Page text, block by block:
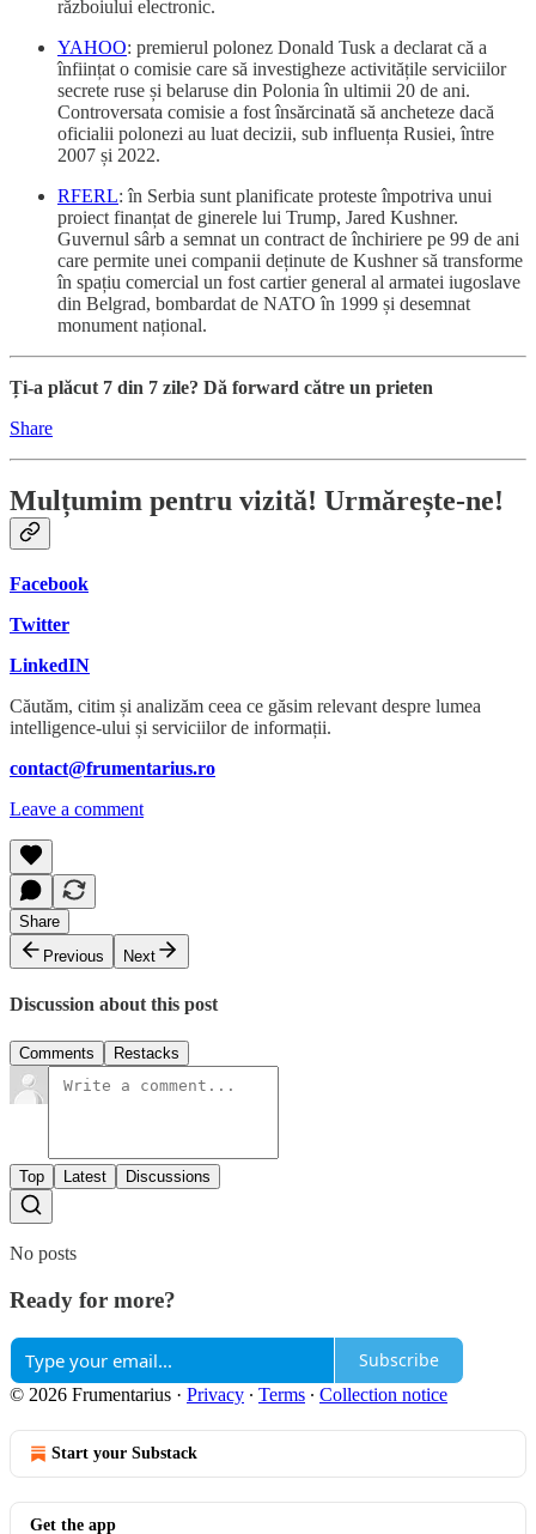
războiului electronic.
YAHOO: premierul polonez Donald Tusk a declarat că a
înființat o comisie care să investigheze activitățile serviciilor
secrete ruse și belaruse din Polonia în ultimii 20 de ani.
Controversata comisie a fost însărcinată să ancheteze dacă
oficialii polonezi au luat decizii, sub influența Rusiei, între
2007 și 2022.
RFERL: în Serbia sunt planificate proteste împotriva unui
proiect finanțat de ginerele lui Trump, Jared Kushner.
Guvernul sârb a semnat un contract de închiriere pe 99 de ani
care permite unei companii deținute de Kushner să transforme
în spațiu comercial un fost cartier general al armatei iugoslave
din Belgrad, bombardat de NATO în 1999 și desemnat
monument național.
Ți-a plăcut 7 din 7 zile? Dă forward către un prieten
Share
Mulțumim pentru vizită! Urmărește-ne!
Facebook
Twitter
LinkedIN
Căutăm, citim și analizăm ceea ce găsim relevant despre lumea
intelligence-ului și serviciilor de informații.
contact@frumentarius.ro
Leave a comment
Share
Previous
Next
Discussion about this post
Comments Restacks
Top Latest Discussions
No posts
Ready for more?
Subscribe
© 2026 Frumentarius · Privacy ∙ Terms ∙ Collection notice
Start your Substack
Get the app